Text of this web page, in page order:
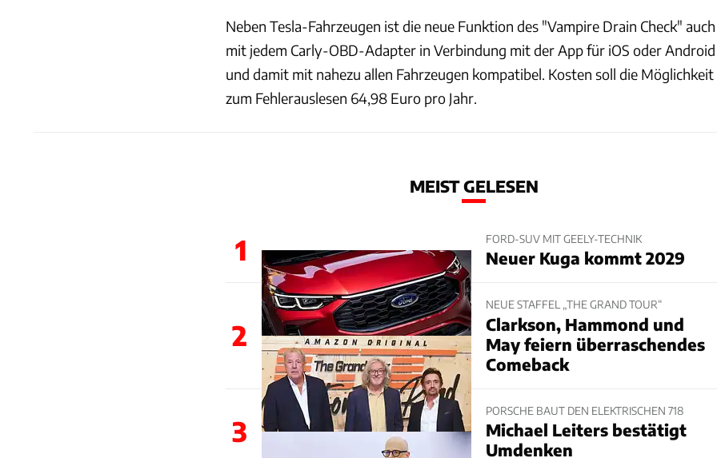
Neben Tesla-Fahrzeugen ist die neue Funktion des "Vampire Drain Check" auch
mit jedem Carly-OBD-Adapter in Verbindung mit der App für iOS oder Android
und damit mit nahezu allen Fahrzeugen kompatibel. Kosten soll die Möglichkeit
zum Fehlerauslesen 64,98 Euro pro Jahr.
MEIST GELESEN
1 FORD-SUV MIT GEELY-TECHNIK
Neuer Kuga kommt 2029
2
NEUE STAFFEL „THE GRAND TOUR“
Clarkson, Hammond und
May feiern überraschendes
Comeback
3
PORSCHE BAUT DEN ELEKTRISCHEN 718
Michael Leiters bestätigt
Umdenken